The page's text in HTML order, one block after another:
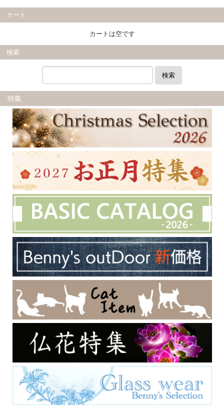
カート
カートは空です
検索
検索
特集